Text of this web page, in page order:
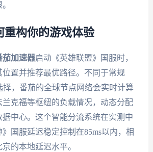
重构你的游戏体验
茄加速器启动《英雄联盟》国服时，
位置并推荐最优路径。不同于常规
择，番茄的全球节点网络会实时计算
克福等枢纽的负载情况，动态分配
据中心。这个智能分流系统在实测中
国服延迟稳定控制在85ms以内，相
的本地延迟水平。